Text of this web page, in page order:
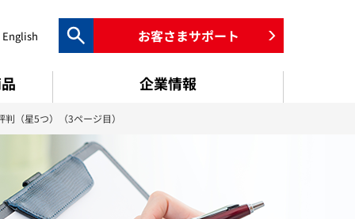
English 検索キーワード入力お客さまサポート
企業情報
（星5つ）（3ページ目）